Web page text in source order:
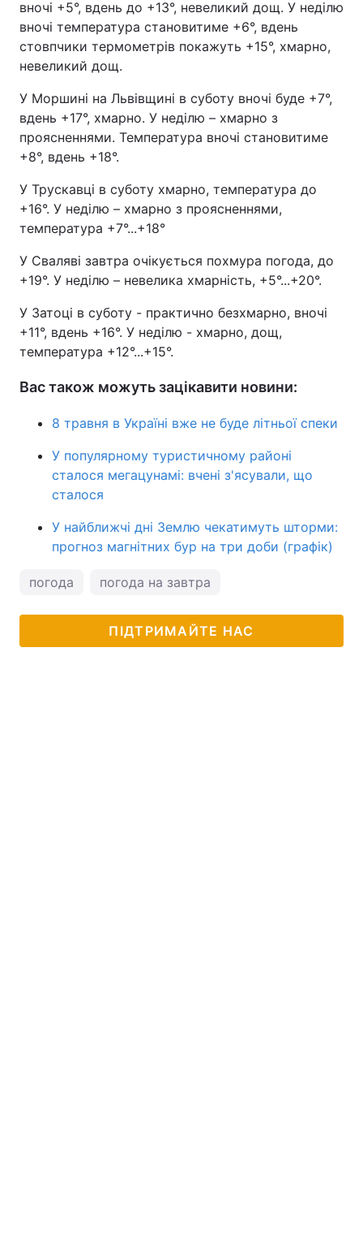
вночі +5°, вдень до +13°, невеликий дощ. У неділю
вночі температура становитиме +6°, вдень
стовпчики термометрів покажуть +15°, хмарно,
невеликий дощ.
У Моршині на Львівщині в суботу вночі буде +7°,
вдень +17°, хмарно. У неділю – хмарно з
проясненнями. Температура вночі становитиме
+8°, вдень +18°.
У Трускавці в суботу хмарно, температура до
+16°. У неділю – хмарно з проясненнями,
температура +7°...+18°
У Сваляві завтра очікується похмура погода, до
+19°. У неділю – невелика хмарність, +5°...+20°.
У Затоці в суботу - практично безхмарно, вночі
+11°, вдень +16°. У неділю - хмарно, дощ,
температура +12°...+15°.
Вас також можуть зацікавити новини:
8 травня в Україні вже не буде літньої спеки
У популярному туристичному районі
сталося мегацунамі: вчені з'ясували, що
сталося
У найближчі дні Землю чекатимуть шторми:
прогноз магнітних бур на три доби (графік)
погода погода на завтра
ПІДТРИМАЙТЕ НАС